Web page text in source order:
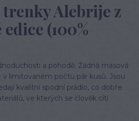
trenky Alebrije z
(100%
a pohodě. Žádná masová
v limitovaném počtu pár kusů. Jsou
kvalitní spodní prádlo, co dobře
ve kterých se člověk cítí